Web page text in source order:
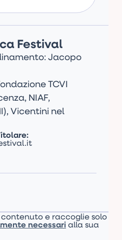
Festival
Jacopo
TCVI
NIAF,
Vicentini nel
e raccoglie solo
necessarialla sua